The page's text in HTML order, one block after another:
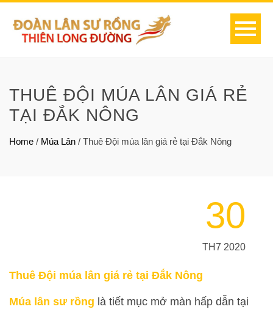
THUÊ ĐỘI MÚA LÂN GIÁ RẺ
TẠI ĐẮK NÔNG
Home / Múa Lân / Thuê Đội múa lân giá rẻ tại Đắk Nông
30
TH7 2020
Thuê Đội múa lân giá rẻ tại Đắk Nông
Múa lân sư rồng là tiết mục mở màn hấp dẫn tại